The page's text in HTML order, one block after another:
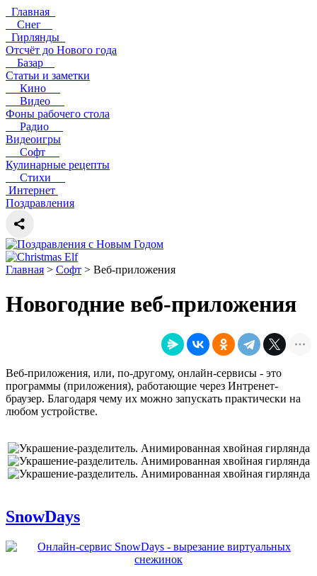
Главная
Снег
Гирлянды
Отсчёт до Нового года
Базар
Статьи и заметки
Кино
Видео
Фоны рабочего стола
Радио
Видеоигры
Софт
Кулинарные рецепты
Стихи
Интернет
Поздравления
Главная > Софт > Веб-приложения
Новогодние веб-приложения
Веб-приложения, или, по-другому, онлайн-сервисы - это
программы (приложения), работающие через Интренет-
браузер. Благодаря чему их можно запускать практически на
любом устройстве.
SnowDays